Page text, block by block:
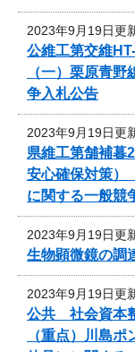
2023年9月19日更
公維工第交維
（一）栗原青
争入札公告
2023年9月19日更
県維工第舗補暮
安心確保対策
に関する一般競
2023年9月19日更
生物顕微鏡の調
2023年9月19日更
公共 社会資本
（重点）川島